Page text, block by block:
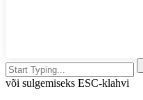
või sulgemiseks ESC-klahvi